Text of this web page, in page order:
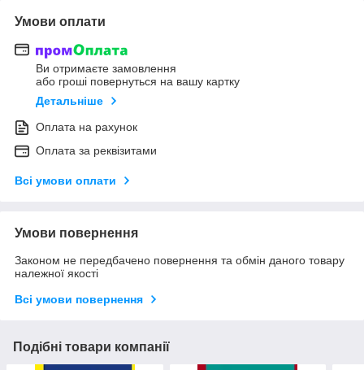
Умови оплати
Ви отримаєте замовлення
або гроші повернуться на вашу картку
Детальніше
Оплата на рахунок
Оплата за реквізитами
Всі умови оплати
Умови повернення
Законом не передбачено повернення та обмін даного товару
належної якості
Всі умови повернення
Подібні товари компанії